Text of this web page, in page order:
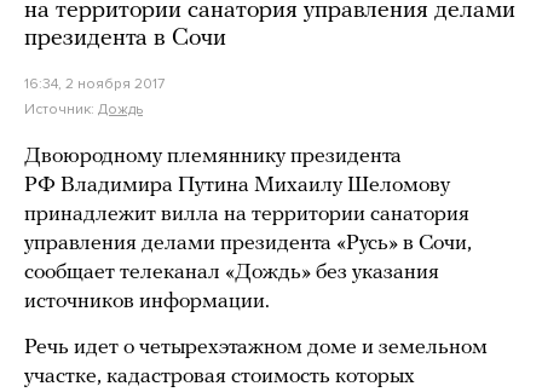
на территории санатория управления делами
президента в Сочи
16:34, 2 ноября 2017
Источник: Дождь
Двоюродному племяннику президента
РФ Владимира Путина Михаилу Шеломову
принадлежит вилла на территории санатория
управления делами президента «Русь» в Сочи,
сообщает телеканал «Дождь» без указания
источников информации.
Речь идет о четырехэтажном доме и земельном
участке, кадастровая стоимость которых